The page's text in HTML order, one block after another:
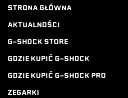
STRONA GŁÓWNA
AKTUALNOŚCI
G-SHOCK STORE
GDZIE KUPIĆ G-SHOCK
GDZIE KUPIĆ G-SHOCK PRO
ZEGARKI